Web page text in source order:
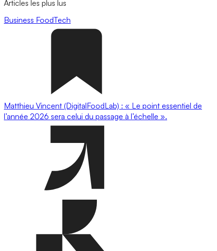
Articles les plus lus
Business FoodTech
Matthieu Vincent (DigitalFoodLab) : « Le point essentiel de
l’année 2026 sera celui du passage à l’échelle ».